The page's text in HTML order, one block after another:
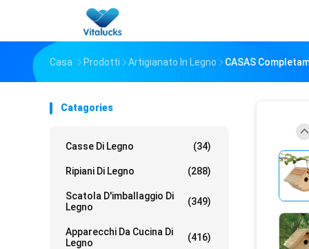
Casa Prodotti Artigianato In Legno CASAS
Catagories
Casse Di Legno (34)
Ripiani Di Legno (288)
Scatola D'imballaggio Di
Legno
(349)
Apparecchi Da Cucina Di
Legno
(416)